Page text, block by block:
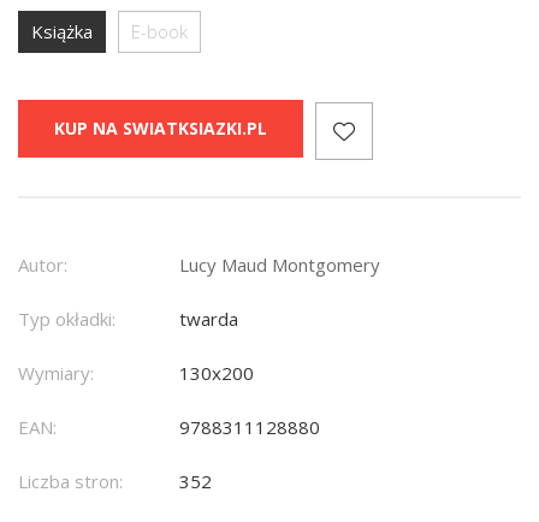
Książka E-book
KUP NA SWIATKSIAZKI.PL
Autor: Lucy Maud Montgomery
Typ okładki: twarda
Wymiary: 130x200
EAN: 9788311128880
Liczba stron: 352